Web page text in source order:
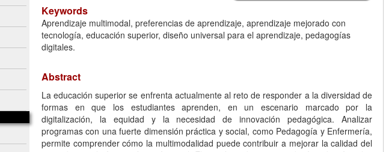
Keywords
Aprendizaje multimodal, preferencias de aprendizaje, aprendizaje mejorado con
tecnología, educación superior, diseño universal para el aprendizaje, pedagogías
digitales.
Abstract
La educación superior se enfrenta actualmente al reto de responder a la diversidad de
formas en que los estudiantes aprenden, en un escenario marcado por la
digitalización, la equidad y la necesidad de innovación pedagógica. Analizar
programas con una fuerte dimensión práctica y social, como Pedagogía y Enfermería,
permite comprender cómo la multimodalidad puede contribuir a mejorar la calidad del